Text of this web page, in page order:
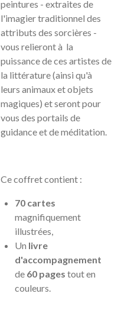
peintures - extraites de
l'imagier traditionnel des
attributs des sorcières -
vous relieront à la
puissance de ces artistes de
la littérature (ainsi qu'à
leurs animaux et objets
magiques) et seront pour
vous des portails de
guidance et de méditation.
Ce coffret contient :
70 cartes
magnifiquement
illustrées,
Un livre
d'accompagnement
de 60 pages tout en
couleurs.